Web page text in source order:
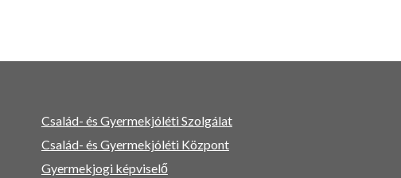
Család- és Gyermekjóléti Szolgálat
Család- és Gyermekjóléti Központ
Gyermekjogi képviselő